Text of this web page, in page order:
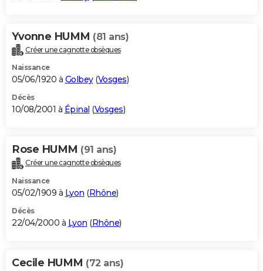
Yvonne HUMM (81 ans)
Créer une cagnotte obsèques
Naissance
05/06/1920 à Golbey(Vosges)
Décès
10/08/2001 à Épinal (Vosges)
Rose HUMM (91 ans)
Créer une cagnotte obsèques
Naissance
05/02/1909 à Lyon (Rhône)
Décès
22/04/2000 à Lyon (Rhône)
Cecile HUMM (72 ans)